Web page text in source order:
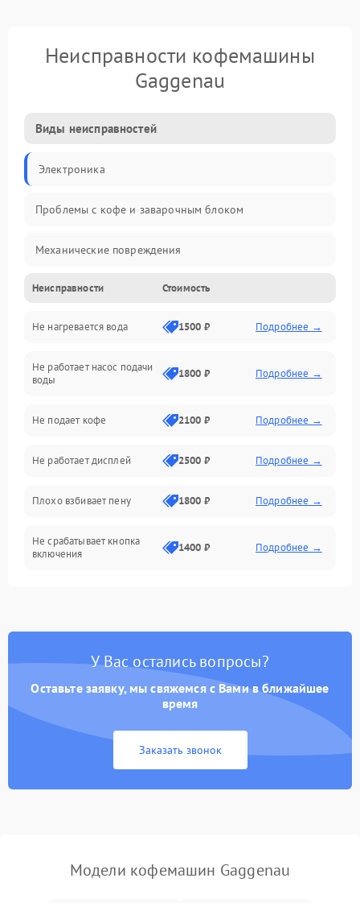
Неисправности кофемашины
Gaggenau
Виды неисправностей
Электроника
Проблемы с кофе и заварочным блоком
Механические повреждения
Прочие неисправности
Включение и работа
Проблемы с водой
Проблемы с капучинатором и паром
Управление и электроника
Программное обеспечение
Неисправности Стоимость
Не нагревается вода 1500 ₽ Подробнее →
Не работает насос подачи
воды
1800 ₽ Подробнее →
Не подает кофе 2100 ₽ Подробнее →
Не работает дисплей 2500 ₽ Подробнее →
Плохо взбивает пену 1800 ₽ Подробнее →
Не срабатывает кнопка
включения
1400 ₽ Подробнее →
Постоянные сбои в работе 1500 ₽ Подробнее →
У Вас остались вопросы?
Оставьте заявку, мы свяжемся с Вами в ближайшее
время
Заказать звонок
Модели кофемашин Gaggenau